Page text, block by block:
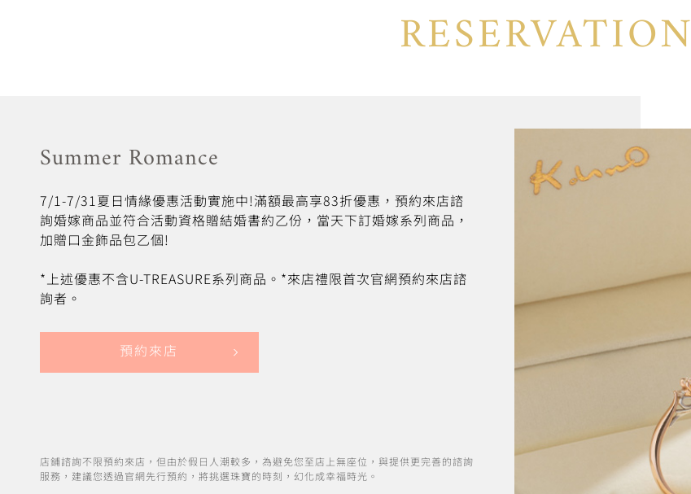
RESERVATION
Summer Romance
7/1-7/31夏日情緣優惠活動實施中!滿額最高享83折優惠，預約來店諮
詢婚嫁商品並符合活動資格贈結婚書約乙份，當天下訂婚嫁系列商品，
加贈口金飾品包乙個!
*上述優惠不含U-TREASURE系列商品。*來店禮限首次官網預約來店諮
詢者。
預約來店
店鋪諮詢不限預約來店，但由於假日人潮較多，為避免您至店上無座位，與提供更完善的諮詢
服務，建議您透過官網先行預約，將挑選珠寶的時刻，幻化成幸福時光。